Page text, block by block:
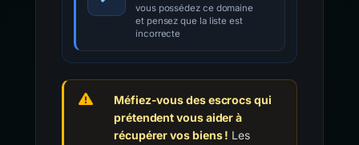
vous possédez ce domaine
et pensez que la liste est
incorrecte
Méfiez-vous des escrocs qui
prétendent vous aider à
récupérer vos biens ! Les